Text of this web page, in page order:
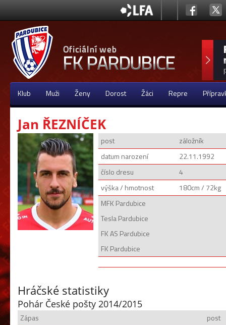
Klub Muži Ženy Dorost Žáci Repre
Jan ŘEZNÍČEK
post
záložník
datum narození
22.11.1992
číslo dresu
4
výška / hmotnost
180cm / 72kg
MFK Pardubice
Tesla Pardubice
FK AS Pardubice
FK Pardubice
Hráčské statistiky
Pohár České pošty 2014/2015
Zápas
post